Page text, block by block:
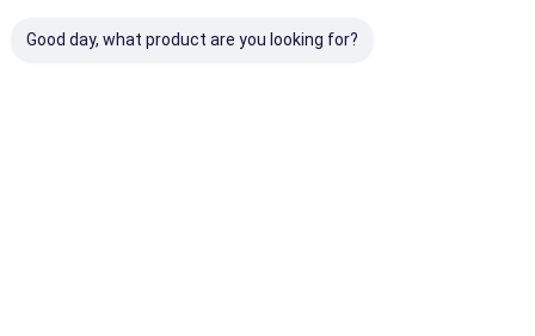
Good day, what product are you looking for?